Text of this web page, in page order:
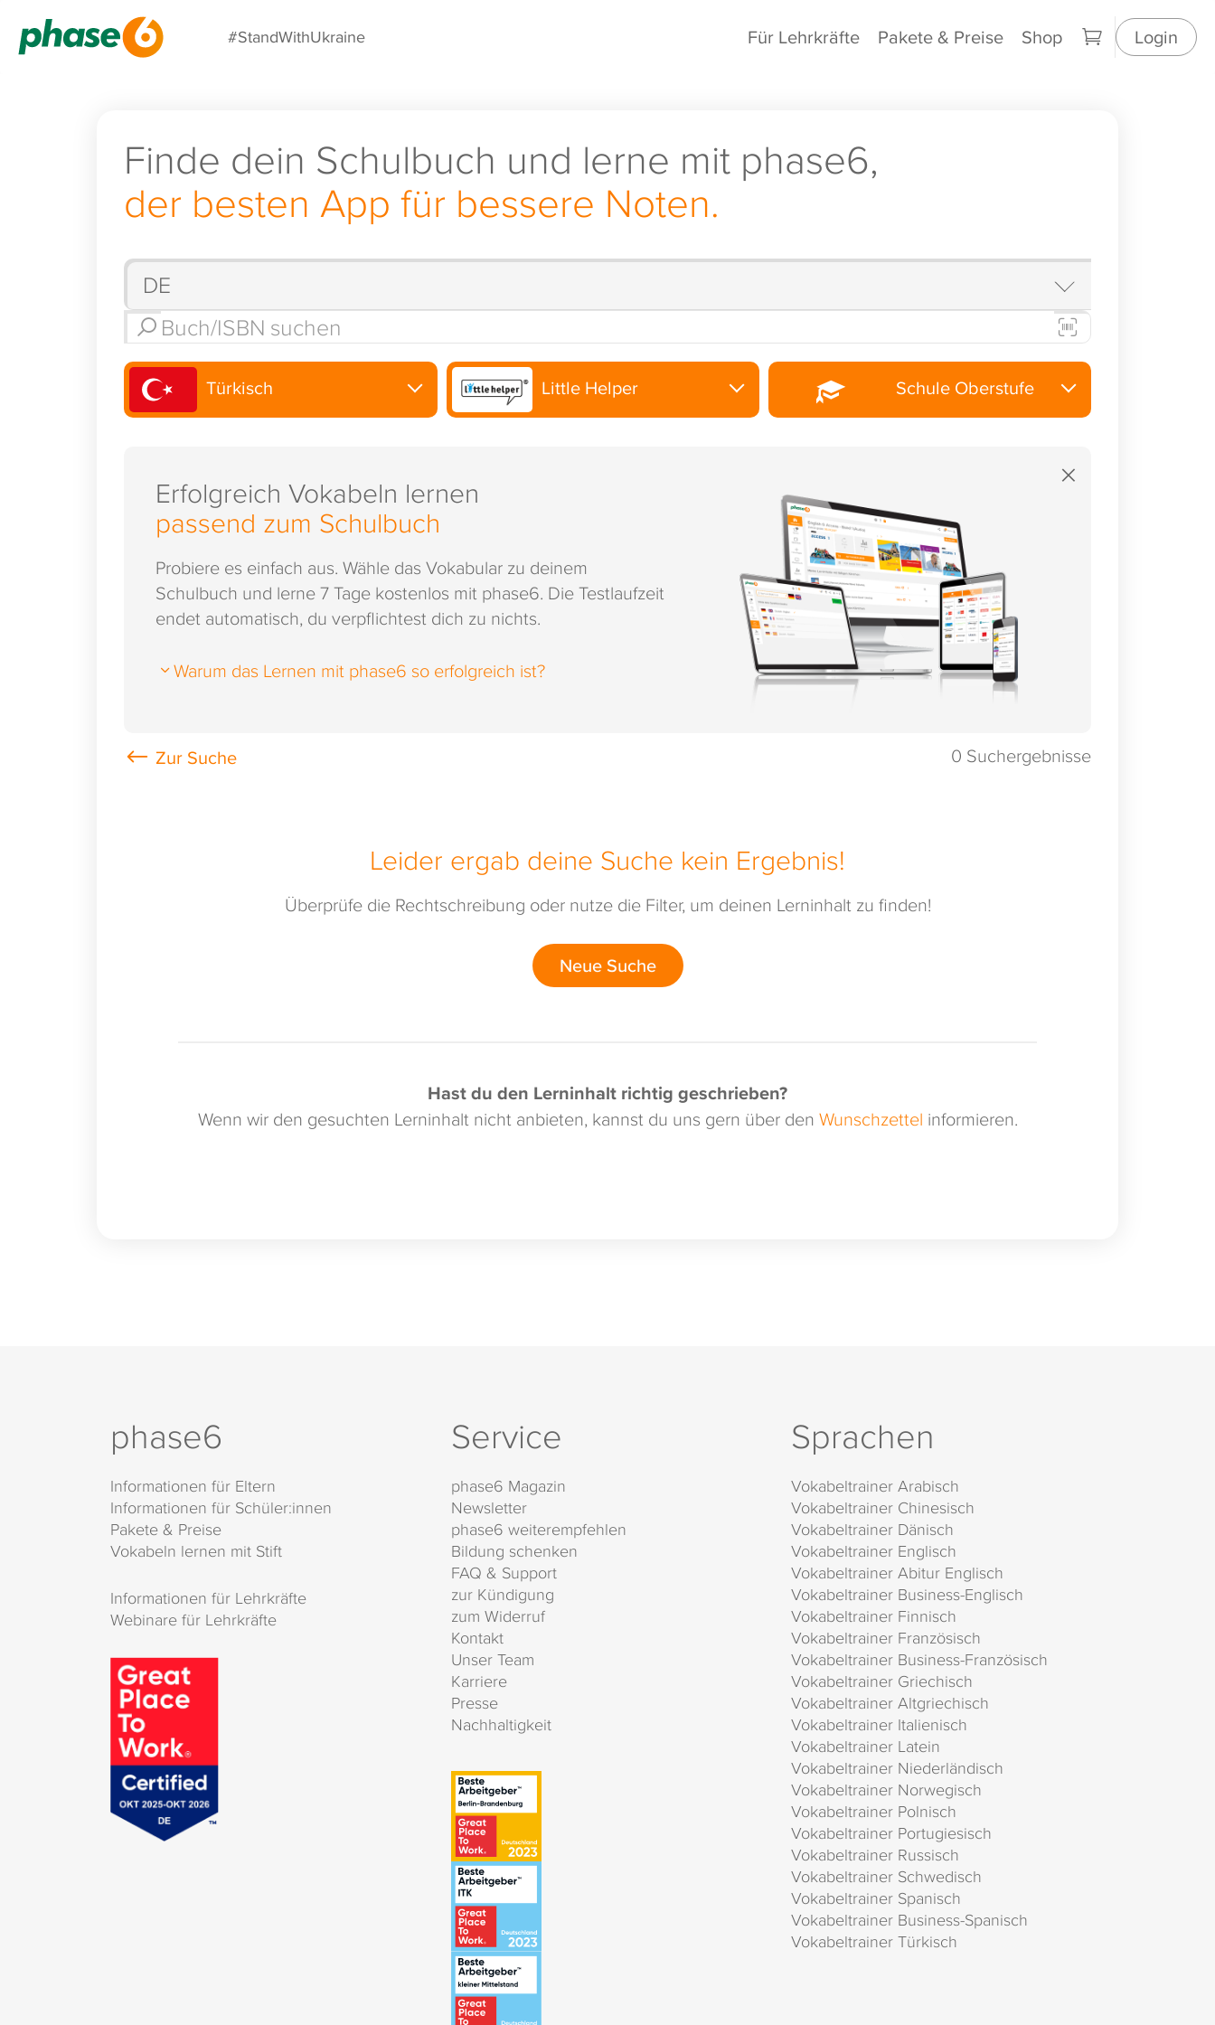
#StandWithUkraine Für Lehrkräfte Pakete & Preise Shop Login
Finde dein Schulbuch und lerne mit phase6,
der besten App für bessere Noten.
Türkisch Little Helper Schule Oberstufe
×
Erfolgreich Vokabeln lernen
passend zum Schulbuch
Probiere es einfach aus. Wähle das Vokabular zu deinem
Schulbuch und lerne 7 Tage kostenlos mit phase6. Die Testlaufzeit
endet automatisch, du verpflichtest dich zu nichts.
Warum das Lernen mit phase6 so erfolgreich ist?
0 Suchergebnisse
Leider ergab deine Suche kein Ergebnis!
Überprüfe die Rechtschreibung oder nutze die Filter, um deinen Lerninhalt zu finden!
Neue Suche
Hast du den Lerninhalt richtig geschrieben?
Wenn wir den gesuchten Lerninhalt nicht anbieten, kannst du uns gern über den Wunschzettel informieren.
phase6
Informationen für Eltern
Informationen für Schüler:innen
Pakete & Preise
Vokabeln lernen mit Stift
Informationen für Lehrkräfte
Webinare für Lehrkräfte
Service
phase6 Magazin
Newsletter
phase6 weiterempfehlen
Bildung schenken
FAQ & Support
zur Kündigung
zum Widerruf
Kontakt
Unser Team
Karriere
Presse
Nachhaltigkeit
Sprachen
Vokabeltrainer Arabisch
Vokabeltrainer Chinesisch
Vokabeltrainer Dänisch
Vokabeltrainer Englisch
Vokabeltrainer Abitur Englisch
Vokabeltrainer Business-Englisch
Vokabeltrainer Finnisch
Vokabeltrainer Französisch
Vokabeltrainer Business-Französisch
Vokabeltrainer Griechisch
Vokabeltrainer Altgriechisch
Vokabeltrainer Italienisch
Vokabeltrainer Latein
Vokabeltrainer Niederländisch
Vokabeltrainer Norwegisch
Vokabeltrainer Polnisch
Vokabeltrainer Portugiesisch
Vokabeltrainer Russisch
Vokabeltrainer Schwedisch
Vokabeltrainer Spanisch
Vokabeltrainer Business-Spanisch
Vokabeltrainer Türkisch